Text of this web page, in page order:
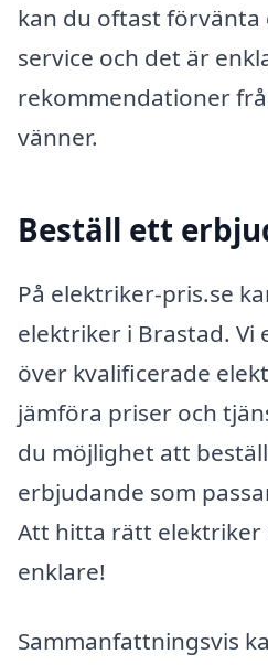
kan du oftast förvänta
service och det är
rekommendationer
vänner.
Beställ ett
På elektriker-pris.se
elektriker i Brastad. Vi
över kvalificerade
jämföra priser och
du möjlighet att
erbjudande som
Att hitta rätt elektriker
enklare!
Sammanfattningsvis